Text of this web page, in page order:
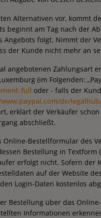
Alternativen vor, kommt
beginnt am Tag nach der
Angebots folgt. Nimmt der
der Kunde nicht mehr an
angebotenen Zahlungsart
(im Folgenden:
full oder - falls der
/de/legalhub
erklärt der Verkäufer
abschließt.
Bestellformular des
Bestellung in
erfolgt nicht. Sofern
auf der Website
Login-Daten kostenlos
Bestellung über das
Informationen